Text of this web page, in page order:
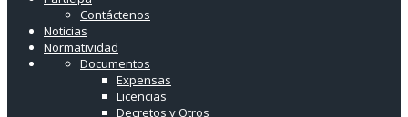
Contáctenos
Noticias
Normatividad
Documentos
Expensas
Licencias
Decretos y Otros